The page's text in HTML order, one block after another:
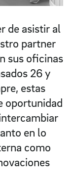
de asistir al
partner
sus oficinas
26 y
estas
oportunidad
en lo
como